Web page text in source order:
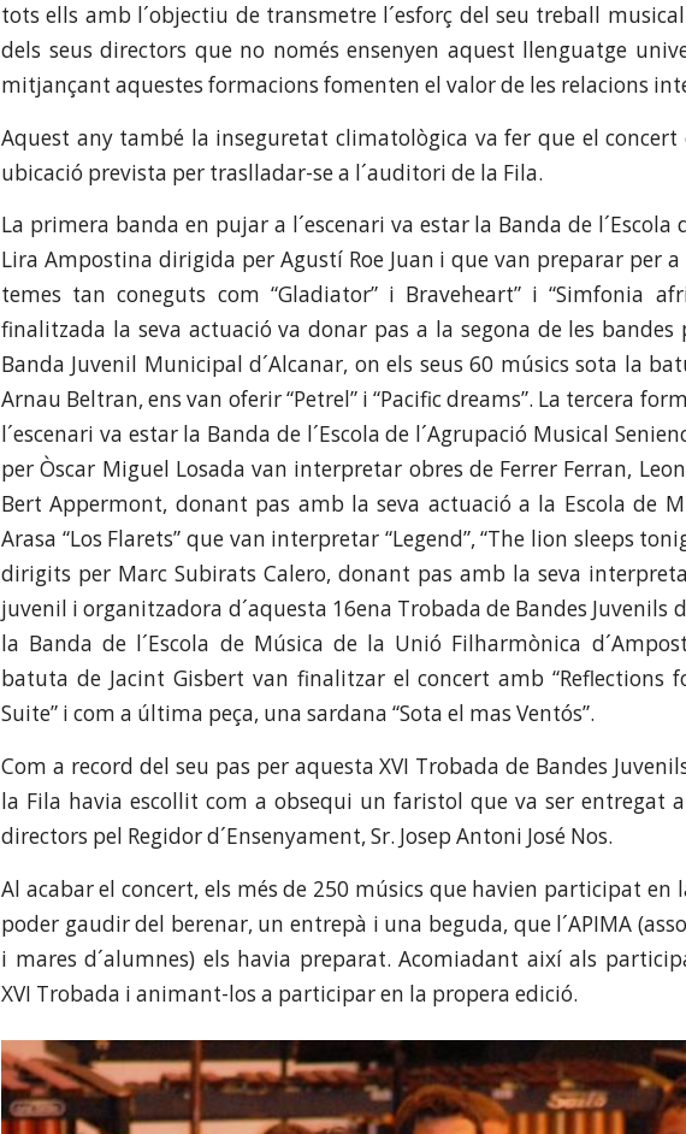
tots ells amb l´objectiu de transmetre l´esforç del seu treball
dels seus directors que no només ensenyen aquest llenguatge
mitjançant aquestes formacions fomenten el valor de les relacions
Aquest any també la inseguretat climatològica va fer que el concert
ubicació prevista per traslladar-se a l´auditori de la Fila.
La primera banda en pujar a l´escenari va estar la Banda de l´Escola
Lira Ampostina dirigida per Agustí Roe Juan i que van preparar per
temes tan coneguts com “Gladiator” i Braveheart” i “Simfonia
finalitzada la seva actuació va donar pas a la segona de les
Banda Juvenil Municipal d´Alcanar, on els seus 60 músics sota la
Arnau Beltran, ens van oferir “Petrel” i “Pacific dreams”. La tercera
l´escenari va estar la Banda de l´Escola de l´Agrupació Musical
per Òscar Miguel Losada van interpretar obres de Ferrer Ferran,
Bert Appermont, donant pas amb la seva actuació a la Escola de
Arasa “Los Flarets” que van interpretar “Legend”, “The lion sleeps
dirigits per Marc Subirats Calero, donant pas amb la seva
juvenil i organitzadora d´aquesta 16ena Trobada de Bandes Juvenils
la Banda de l´Escola de Música de la Unió Filharmònica
batuta de Jacint Gisbert van finalitzar el concert amb “Reflections
Suite” i com a última peça, una sardana “Sota el mas Ventós”.
Com a record del seu pas per aquesta XVI Trobada de Bandes
la Fila havia escollit com a obsequi un faristol que va ser entregat
directors pel Regidor d´Ensenyament, Sr. Josep Antoni José Nos.
Al acabar el concert, els més de 250 músics que havien participat en
poder gaudir del berenar, un entrepà i una beguda, que l´APIMA
i mares d´alumnes) els havia preparat. Acomiadant així als
XVI Trobada i animant-los a participar en la propera edició.